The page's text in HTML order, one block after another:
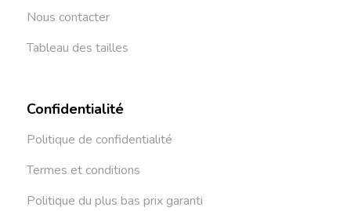
Nous contacter
Tableau des tailles
Confidentialité
Politique de confidentialité
Termes et conditions
Politique du plus bas prix garanti